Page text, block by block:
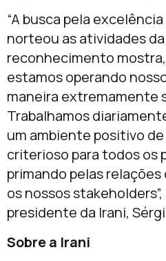
“A busca pela
norteou as atividades da
reconhecimento
estamos operando
maneira extremamente
Trabalhamos
um ambiente positivo
criterioso para todos os
primando pelas
os nossos
presidente da Irani,
Sobre a Irani